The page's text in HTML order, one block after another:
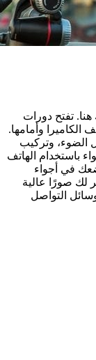
تفتح دورات
الكاميرا وأمامها.
الضوء، وتركيب
باستخدام الهاتف
في أجواء
لك صورًا عالية
التواصل